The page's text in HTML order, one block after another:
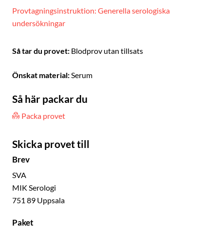
Provtagningsinstruktion: Generella serologiska
undersökningar
Så tar du provet: Blodprov utan tillsats
Önskat material:Serum
Så här packar du
Packa provet
Skicka provet till
Brev
SVA
MIK Serologi
751 89 Uppsala
Paket